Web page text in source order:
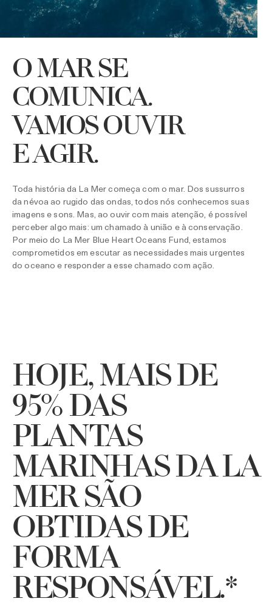
O MAR SE
COMUNICA.
VAMOS OUVIR
E AGIR.
Toda história da La Mer começa com o mar. Dos sussurros
da névoa ao rugido das ondas, todos nós conhecemos suas
imagens e sons. Mas, ao ouvir com mais atenção, é possível
perceber algo mais: um chamado à união e à conservação.
Por meio do La Mer Blue Heart Oceans Fund, estamos
comprometidos em escutar as necessidades mais urgentes
do oceano e responder a esse chamado com ação.
HOJE, MAIS DE
95% DAS
PLANTAS
MARINHAS DA LA
MER SÃO
OBTIDAS DE
FORMA
RESPONSÁVEL.*